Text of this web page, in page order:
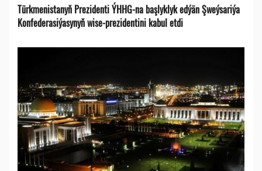
Türkmenistanyň Prezidenti ÝHHG-na başlyklyk edýän Şweýsariýa
Konfederasiýasynyň wise-prezidentini kabul etdi